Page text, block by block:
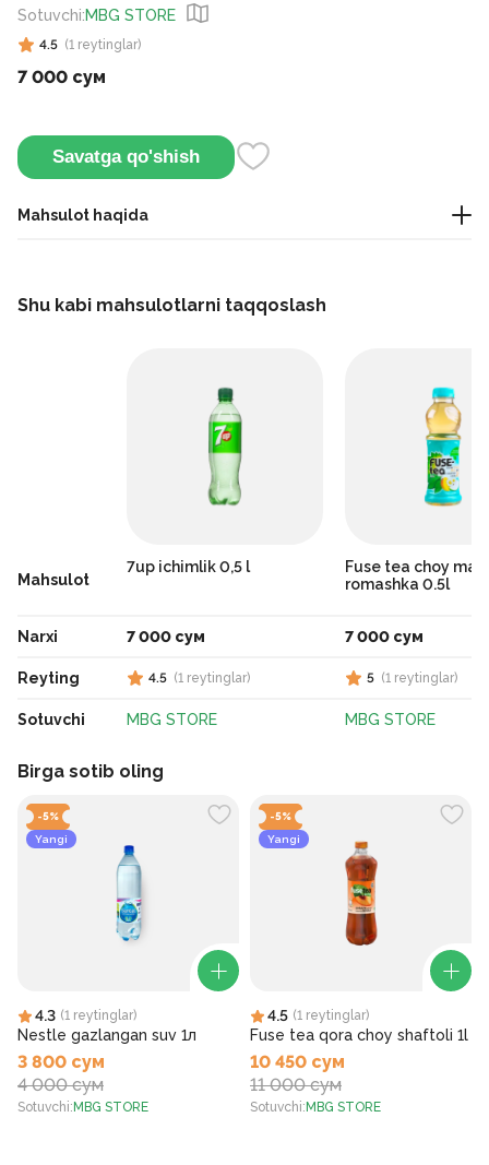
Sotuvchi:MBG STORE
4.5 (1 reytinglar)
7 000 сум
Savatga qo'shish
Mahsulot haqida
Shu kabi mahsulotlarni taqqoslash
Mahsulot
Narxi
Reyting
Sotuvchi
7up ichimlik 0,5 l
7 000 сум
4.5 (1 reytinglar)
MBG STORE
Fuse tea choy
romashka 0.5l
7 000 сум
5 (1 reytinglar)
MBG STORE
Birga sotib oling
-5%
Yangi
4.3 (1 reytinglar)
Nestle gazlangan suv 1л
3 800 сум
4 000 сум
Sotuvchi: MBG STORE
-5%
Yangi
4.5 (1 reytinglar)
Fuse tea qora choy shaftoli 1l
10 450 сум
11 000 сум
Sotuvchi: MBG STORE